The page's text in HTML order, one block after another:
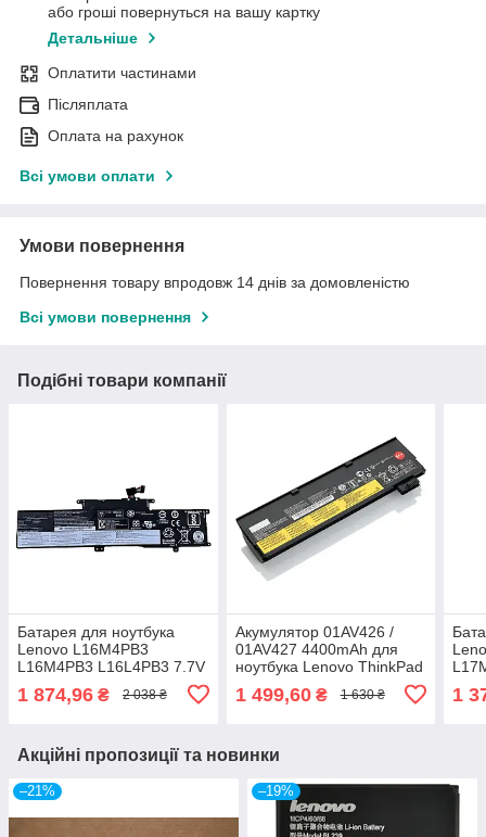
або гроші повернуться на вашу картку
Детальніше
Оплатити частинами
Післяплата
Оплата на рахунок
Всі умови оплати
Умови повернення
Повернення товару впродовж 14 днів за домовленістю
Всі умови повернення
Подібні товари компанії
Батарея для ноутбука
Lenovo L16M4PB3
L16M4PB3 L16L4PB3 7.7V
5800mAh 45Wh IdeaPad
720S 720S-13IKB 720S-
1 874,96 ₴ 2 038 ₴
Акумулятор 01AV426 /
01AV427 4400mAh для
ноутбука Lenovo ThinkPad
T480 / T470 / T580 / T570 /
P51S / P52S
1 499,60₴ 1 630 ₴ 1
Акційні пропозиції та новинки
–21% –19%